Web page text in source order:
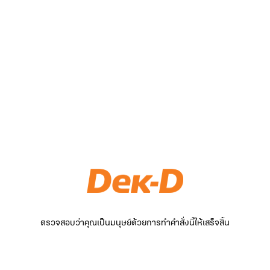
ตรวจสอบว่าคุณเป็นมนุษย์ด้วยการทำคำสั่งนี้ให้เสร็จสิ้น